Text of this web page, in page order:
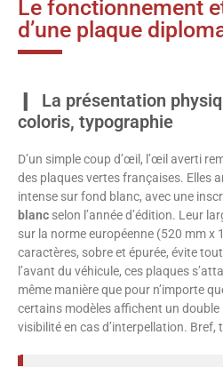
Le fonctionnement
d’une plaque
La présentation
coloris, typographie
D’un simple coup d’œil, l’œil averti
des plaques vertes françaises. Elles
intense sur fond blanc, avec une
blanc selon l’année d’édition. Leur
sur la norme européenne (520 mm x
caractères, sobre et épurée, évite
l’avant du véhicule, ces plaques
même manière que pour n’importe
certains modèles affichent un
visibilité en cas d’interpellation.